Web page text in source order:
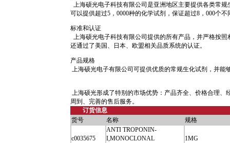
上海硕光电子科技有限公司是亚洲地区主要提供各类常
可以提供超过5，0000种的化学试剂，保证超过8，000个
标准和认证
上海硕光电子科技有限公司提供的所有产品，并严格按
还通过了美国、日本、欧盟相关品质系统的认证。
产品规格
上海硕光电子有限公司可提供优质的常规生化试剂，并能
上海硕光形成了特别的市场优势：产品齐全、价格合理
周到、完善的售后服务。
订货信息
货号
名称 规格
c0035675
ANTI TROPONIN-
I,MONOCLONAL
1MG